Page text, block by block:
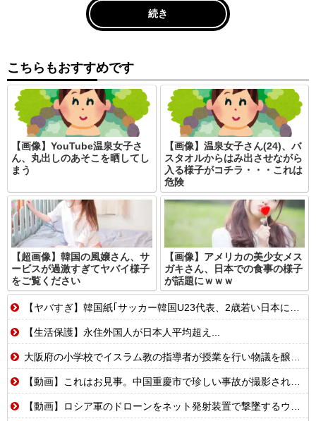
続き
こちらもおすすめです
【画像】YouTube温泉女子さ
ん、丸出しのあそこを晒してし
まう
【画像】温泉女子さん(24)、バ
スタオルからはみ出させながら
入る様子がコチラ・・・これは
危険
【超画像】韓国の風嬢さん、サ
ービスが過激すぎてヤバイ様子
をご覧ください
【画像】アメリカの美少女メス
ガキさん、日本での食事の様子
が話題にｗｗｗ
【ヤバすぎ】韓国紙｢サッカー韓国U23代表、2歳若い日本に負けると歴史的屈辱｣
【生活保護】永住外国人が日本人平均超え...
大阪府の小学校でイスラム教の指導者が授業を行い物議を醸す！ #大阪 #イスラム教 #モスク
【動画】これはお見事。中国重慶市で珍しい事故が撮影される。
【動画】ロシア軍のドローンをネット発射装置で撃墜するウクライナ。